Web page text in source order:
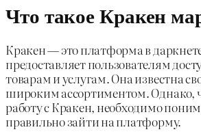
Что такое Кракен
Кракен — это платформа в
предоставляет пользователям
товарам и услугам. Она известна
широким ассортиментом. Однако,
работу с Кракен, необходимо
правильно зайти на платформу.